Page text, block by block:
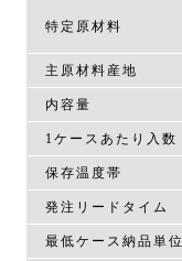
特定原材料
主原材料産地
内容量
1ケースあたり入数
保存温度帯
発注リードタイム
最低ケース納品単位